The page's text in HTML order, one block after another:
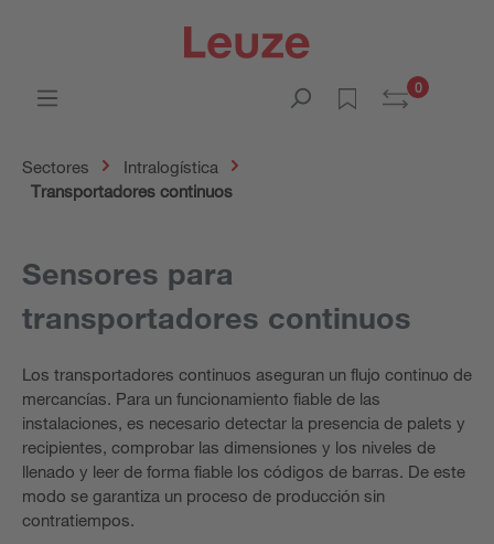
0
Sectores
Intralogística
Transportadores continuos
Sensores para
transportadores continuos
Los transportadores continuos aseguran un flujo continuo de
mercancías. Para un funcionamiento fiable de las
instalaciones, es necesario detectar la presencia de palets y
recipientes, comprobar las dimensiones y los niveles de
llenado y leer de forma fiable los códigos de barras. De este
modo se garantiza un proceso de producción sin
contratiempos.